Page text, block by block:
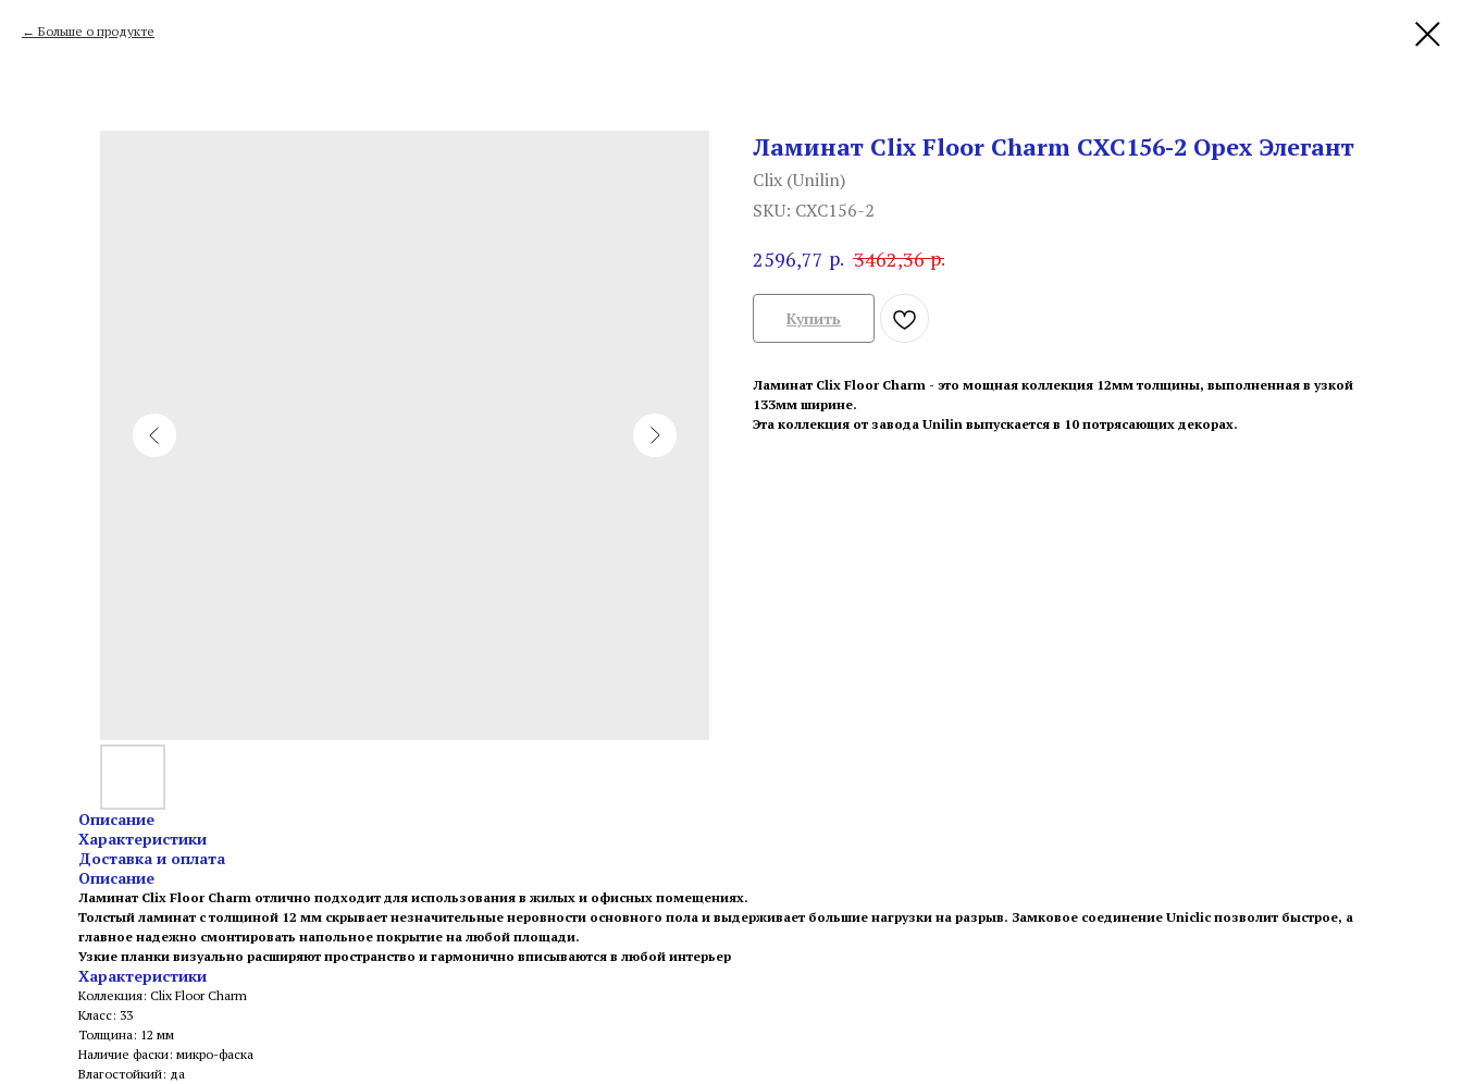
Больше о продукте
Ламинат Clix Floor Charm CXC156-2 Орех Элегант
Clix (Unilin)
SKU: CXC156-2
2596,77 р. 3462,36 р.
Купить
Ламинат Clix Floor Charm - это мощная коллекция 12мм толщины, выполненная в узкой
133мм ширине.
Эта коллекция от завода Unilin выпускается в 10 потрясающих декорах.
Описание
Характеристики
Доставка и оплата
Описание
Ламинат Clix Floor Charm отлично подходит для использования в жилых и офисных помещениях.
Толстый ламинат с толщиной 12 мм скрывает незначительные неровности основного пола и выдерживает большие нагрузки на разрыв. Замковое соединение Uniclic позволит быстрое, а
главное надежно смонтировать напольное покрытие на любой площади.
Узкие планки визуально расширяют пространство и гармонично вписываются в любой интерьер
Характеристики
Коллекция: Clix Floor Charm
Класс: 33
Толщина: 12 мм
Наличие фаски: микро-фаска
Влагостойкий: да